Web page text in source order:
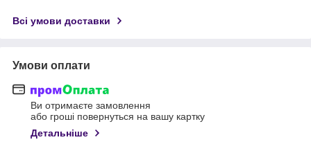
Всі умови доставки
Умови оплати
Ви отримаєте замовлення
або гроші повернуться на вашу картку
Детальніше